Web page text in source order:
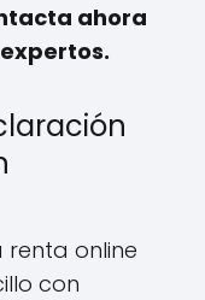
ahora
online
con